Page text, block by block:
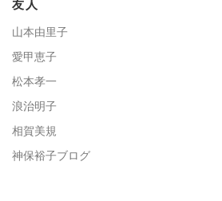
ー
友人
山本由里子
愛甲恵子
松本孝一
浪治明子
相賀美規
神保裕子ブログ